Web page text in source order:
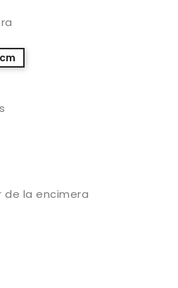
de la encimera